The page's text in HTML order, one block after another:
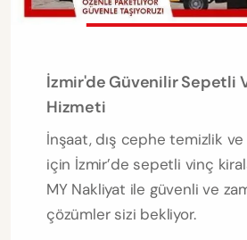
İzmir'de Güvenilir Sepetli
Hizmeti
İnşaat, dış cephe temizlik
için İzmir’de sepetli vinç
MY Nakliyat ile güvenli ve
çözümler sizi bekliyor.